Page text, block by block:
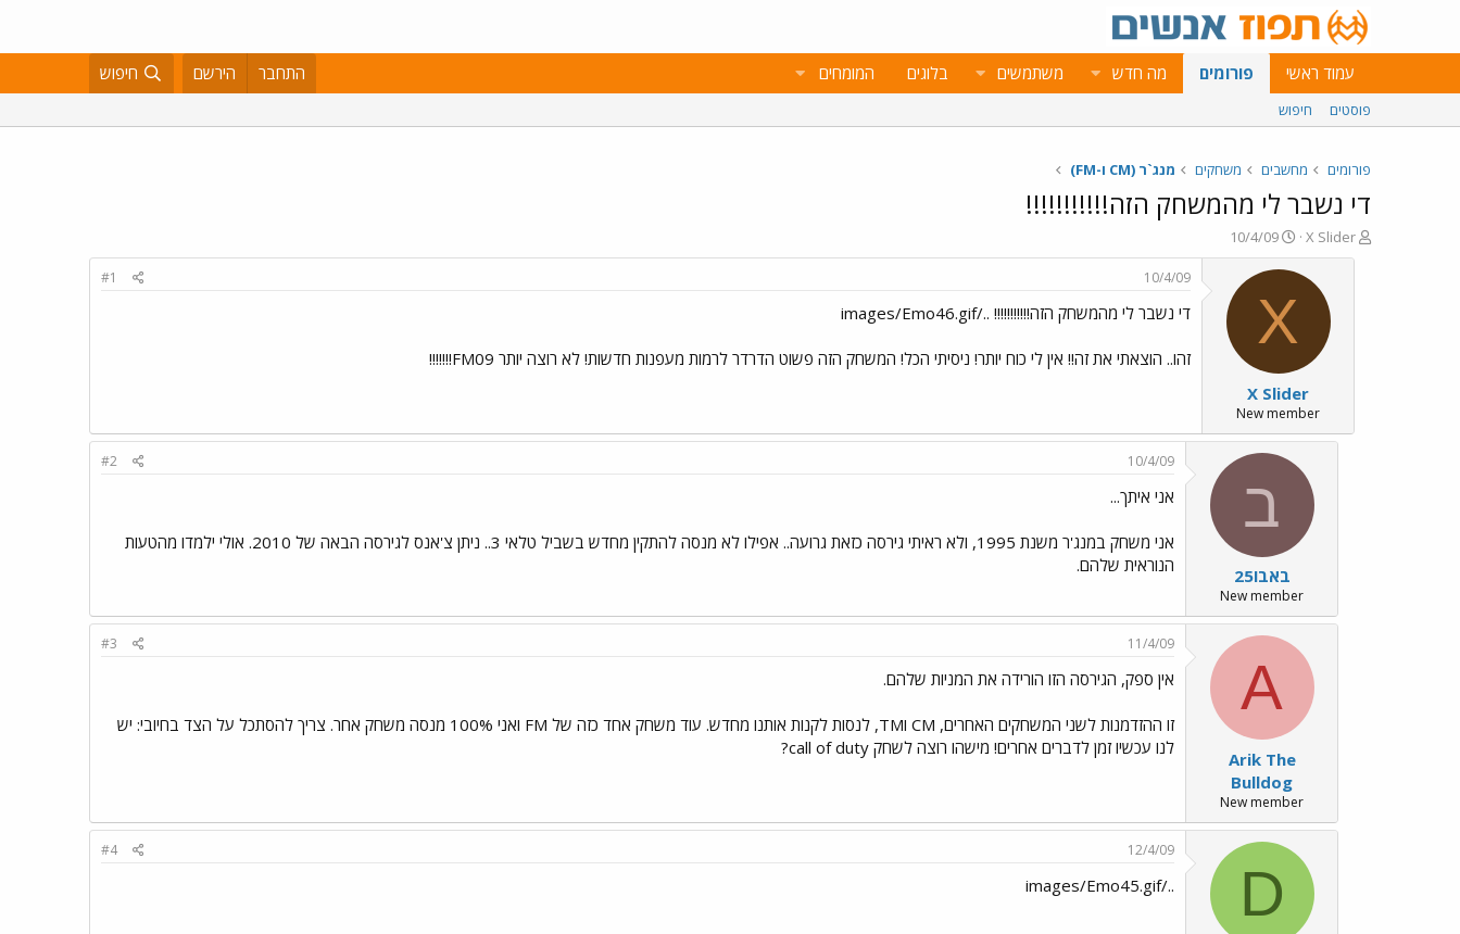
עמוד ראשי פורומים מה חדש משתמשים בלוגים המומחים התחבר הירשם חיפוש
פוסטים חיפוש
פורומים מחשבים משחקים מנג`ר (CM ו-FM)
די נשבר לי מהמשחק הזה!!!!!!!!!!!
פ
ו
X Slider
פ
ו
ר
ם
ב
א
ר
י
ך
10/4/09
X
X Slider
New member
10/4/09
#1
די נשבר לי מהמשחק הזה!!!!!!!!!!! ../images/Emo46.gif
זהו.. הוצאתי את זה!! אין לי כוח יותר! ניסיתי הכל! המשחק הזה פשוט הדרדר לרמות מעפנות חדשות! לא רוצה יותר FM09!!!!!!!
ב
באבו25
New member
10/4/09
#2
אני איתך...
אני משחק במנג'ר משנת 1995, ולא ראיתי גירסה כזאת גרועה.. אפילו לא מנסה להתקין מחדש בשביל טלאי 3.. ניתן צ'אנס לגירסה הבאה של 2010. אולי ילמדו מהטעות
הנוראית שלהם.
A
Arik The
Bulldog
New member
11/4/09
#3
אין ספק, הגירסה הזו הורידה את המניות שלהם.
זו ההזדמנות לשני המשחקים האחרים, CM וTM, לנסות לקנות אותנו מחדש. עוד משחק אחד כזה של FM ואני 100% מנסה משחק אחר. צריך להסתכל על הצד בחיובי: יש
לנו עכשיו זמן לדברים אחרים! מישהו רוצה לשחק call of duty?
D
12/4/09
#4
../images/Emo45.gif